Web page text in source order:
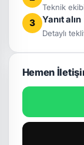
Teknik
3 Yanıt alın
Detaylı
Hemen